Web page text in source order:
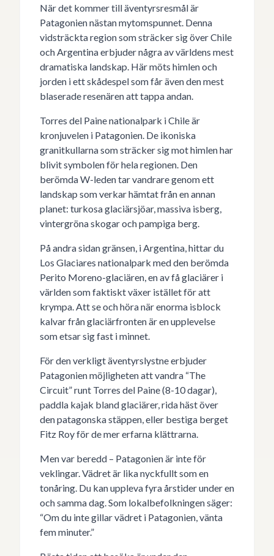
När det kommer till äventyrsresmål är
Patagonien nästan mytomspunnet. Denna
vidsträckta region som sträcker sig över Chile
och Argentina erbjuder några av världens mest
dramatiska landskap. Här möts himlen och
jorden i ett skådespel som får även den mest
blaserade resenären att tappa andan.
Torres del Paine nationalpark i Chile är
kronjuvelen i Patagonien. De ikoniska
granitkullarna som sträcker sig mot himlen har
blivit symbolen för hela regionen. Den
berömda W-leden tar vandrare genom ett
landskap som verkar hämtat från en annan
planet: turkosa glaciärsjöar, massiva isberg,
vintergröna skogar och pampiga berg.
På andra sidan gränsen, i Argentina, hittar du
Los Glaciares nationalpark med den berömda
Perito Moreno-glaciären, en av få glaciärer i
världen som faktiskt växer istället för att
krympa. Att se och höra när enorma isblock
kalvar från glaciärfronten är en upplevelse
som etsar sig fast i minnet.
För den verkligt äventyrslystne erbjuder
Patagonien möjligheten att vandra “The
Circuit” runt Torres del Paine (8-10 dagar),
paddla kajak bland glaciärer, rida häst över
den patagonska stäppen, eller bestiga berget
Fitz Roy för de mer erfarna klättrarna.
Men var beredd – Patagonien är inte för
veklingar. Vädret är lika nyckfullt som en
tonåring. Du kan uppleva fyra årstider under en
och samma dag. Som lokalbefolkningen säger:
“Om du inte gillar vädret i Patagonien, vänta
fem minuter.”